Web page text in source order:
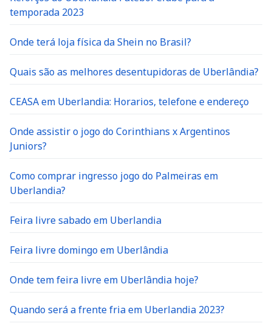
temporada 2023
Onde terá loja física da Shein no Brasil?
Quais são as melhores desentupidoras de Uberlândia?
CEASA em Uberlandia: Horarios, telefone e endereço
Onde assistir o jogo do Corinthians x Argentinos
Juniors?
Como comprar ingresso jogo do Palmeiras em
Uberlandia?
Feira livre sabado em Uberlandia
Feira livre domingo em Uberlândia
Onde tem feira livre em Uberlândia hoje?
Quando será a frente fria em Uberlandia 2023?